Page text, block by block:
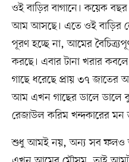
ওই বাড়ির বাগানে। কয়েক বছর
আম আসছে। এতে ওই বাড়ির
পূরণ হচ্ছে না, আমের
করছে। এবার টানা খরার
গাছে ধরেছে প্রায় ৩৭ জাতের
আম এখন গাছের ডালে ডালে
রেজাউল করিম খন্দকারের মন
শুধু আমই নয়, অন্য সব ফলও